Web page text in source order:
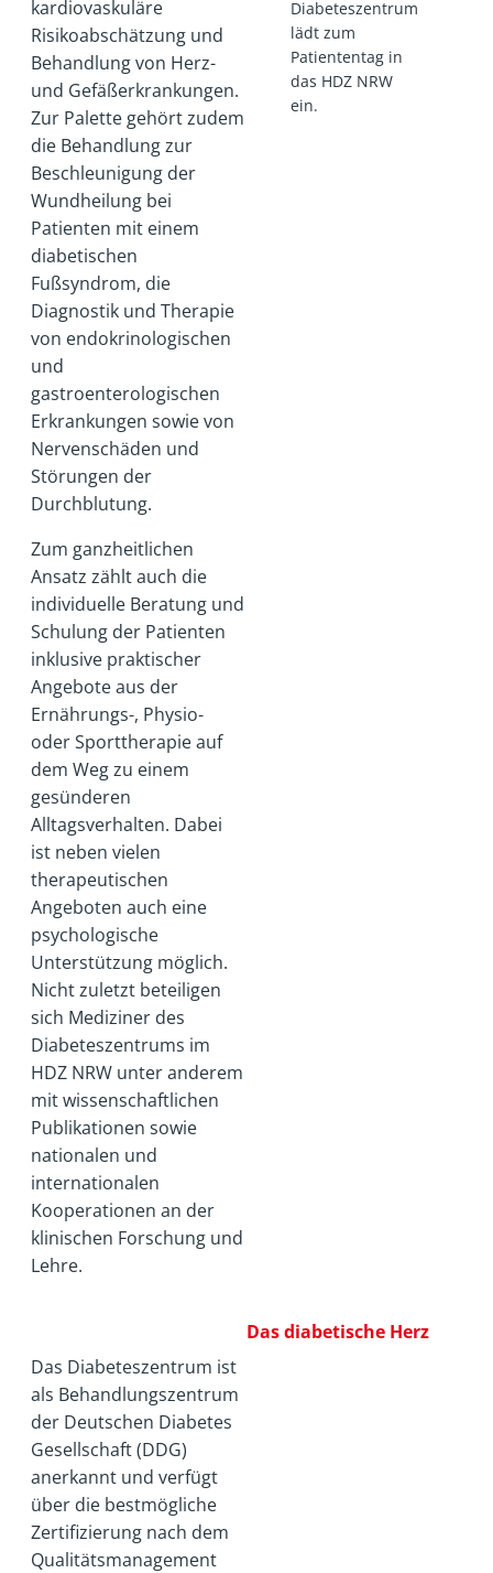
kardiovaskuläre
Risikoabschätzung und
Behandlung von Herz-
und Gefäßerkrankungen.
Zur Palette gehört zudem
die Behandlung zur
Beschleunigung der
Wundheilung bei
Patienten mit einem
diabetischen
Fußsyndrom, die
Diagnostik und Therapie
von endokrinologischen
und
gastroenterologischen
Erkrankungen sowie von
Nervenschäden und
Störungen der
Durchblutung.
Zum ganzheitlichen
Ansatz zählt auch die
individuelle Beratung und
Schulung der Patienten
inklusive praktischer
Angebote aus der
Ernährungs-, Physio-
oder Sporttherapie auf
dem Weg zu einem
gesünderen
Alltagsverhalten. Dabei
ist neben vielen
therapeutischen
Angeboten auch eine
psychologische
Unterstützung möglich.
Nicht zuletzt beteiligen
sich Mediziner des
Diabeteszentrums im
HDZ NRW unter anderem
mit wissenschaftlichen
Publikationen sowie
nationalen und
internationalen
Kooperationen an der
klinischen Forschung und
Lehre.
Diabeteszentrum
lädt zum
Patiententag in
das HDZ NRW
ein.
Das Diabeteszentrum ist
als Behandlungszentrum
der Deutschen Diabetes
Gesellschaft (DDG)
anerkannt und verfügt
über die bestmögliche
Zertifizierung nach dem
Qualitätsmanagement
Das diabetische Herz